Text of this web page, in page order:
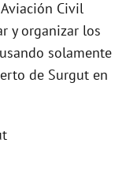
Civil
y organizar los
solamente
de Surgut en